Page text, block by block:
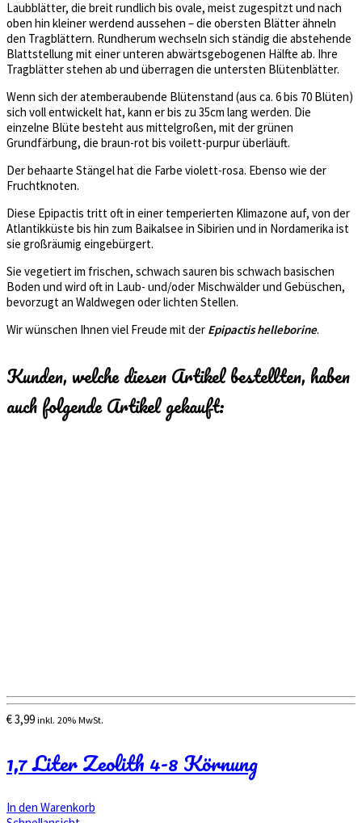
Laubblätter, die breit rundlich bis ovale, meist zugespitzt und nach
oben hin kleiner werdend aussehen – die obersten Blätter ähneln
den Tragblättern. Rundherum wechseln sich ständig die abstehende
Blattstellung mit einer unteren abwärtsgebogenen Hälfte ab. Ihre
Tragblätter stehen ab und überragen die untersten Blütenblätter.
Wenn sich der atemberaubende Blütenstand (aus ca. 6 bis 70 Blüten)
sich voll entwickelt hat, kann er bis zu 35cm lang werden. Die
einzelne Blüte besteht aus mittelgroßen, mit der grünen
Grundfärbung, die braun-rot bis voilett-purpur überläuft.
Der behaarte Stängel hat die Farbe violett-rosa. Ebenso wie der
Fruchtknoten.
Diese Epipactis tritt oft in einer temperierten Klimazone auf, von der
Atlantikküste bis hin zum Baikalsee in Sibirien und in Nordamerika ist
sie großräumig eingebürgert.
Sie vegetiert im frischen, schwach sauren bis schwach basischen
Boden und wird oft in Laub- und/oder Mischwälder und Gebüschen,
bevorzugt an Waldwegen oder lichten Stellen.
Wir wünschen Ihnen viel Freude mit der Epipactis helleborine.
Kunden, welche diesen Artikel bestellten, haben
auch folgende Artikel gekauft:
€3,99 inkl. 20% MwSt.
1,7 Liter Zeolith 4-8 Körnung
In den Warenkorb